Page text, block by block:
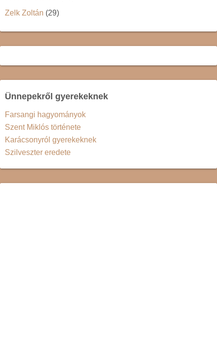
Zelk Zoltán (29)
Ünnepekről gyerekeknek
Farsangi hagyományok
Szent Miklós története
Karácsonyról gyerekeknek
Szilveszter eredete